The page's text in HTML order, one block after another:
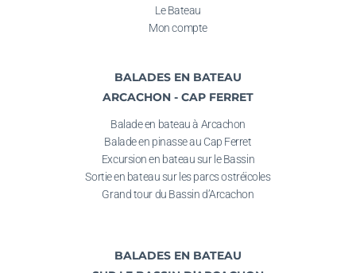
Le Bateau
Mon compte
BALADES EN BATEAU
ARCACHON - CAP FERRET
Balade en bateau à Arcachon
Balade en pinasse au Cap Ferret
Excursion en bateau sur le Bassin
Sortie en bateausur les parcs ostréicoles
Grand tour du Bassin d’Arcachon
BALADES EN BATEAU